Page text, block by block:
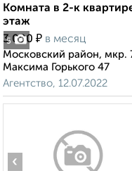
5
Комната в 2-к
этаж
3 000 ₽ в месяц
Московский район, мкр.
Максима Горького 47
Агентство, 12.07.2022
‹